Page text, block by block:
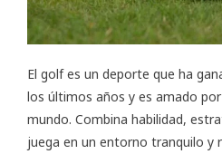
El golf es un deporte que ha
los últimos años y es amado
mundo. Combina habilidad,
juega en un entorno tranquilo y